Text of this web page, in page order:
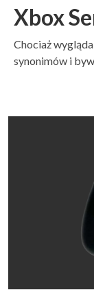
Xbox
Chociaż
synonimów i